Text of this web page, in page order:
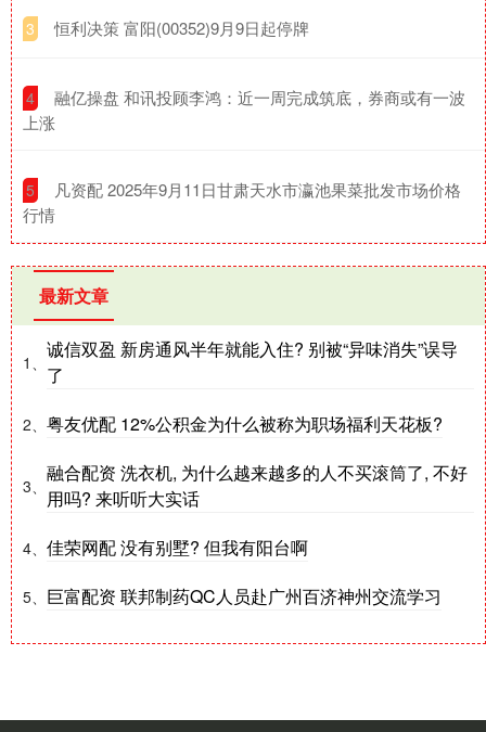
3 ​恒利决策 富阳(00352)9月9日起停牌
4
​融亿操盘 和讯投顾李鸿：近一周完成筑底，券商或有一波
上涨
5
​凡资配 2025年9月11日甘肃天水市瀛池果菜批发市场价格
行情
最新文章
1、
诚信双盈 新房通风半年就能入住? 别被“异味消失”误导
了
2、 粤友优配 12%公积金为什么被称为职场福利天花板?
3、
融合配资 洗衣机, 为什么越来越多的人不买滚筒了, 不好
用吗? 来听听大实话
4、 佳荣网配 没有别墅? 但我有阳台啊
5、 巨富配资 联邦制药QC人员赴广州百济神州交流学习